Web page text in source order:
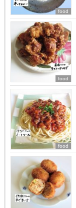
food
food
food